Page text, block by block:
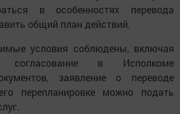
в особенностях перевода
общий план действий.
условия соблюдены, включая
согласование в Исполкоме
заявление о переводе
перепланировке можно подать